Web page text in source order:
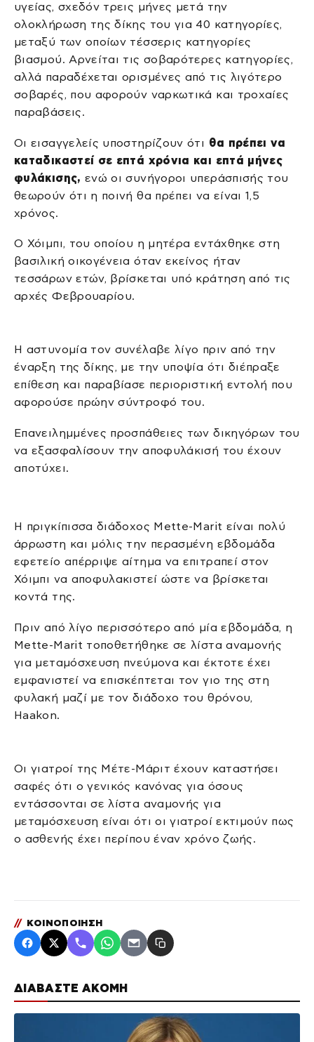
ΔΙΑΒΑΣΤΕ ΑΚΟΜΗ
υγείας, σχεδόν τρεις μήνες μετά την
ολοκλήρωση της δίκης του για 40 κατηγορίες,
μεταξύ των οποίων τέσσερις κατηγορίες
βιασμού. Αρνείται τις σοβαρότερες κατηγορίες,
αλλά παραδέχεται ορισμένες από τις λιγότερο
σοβαρές, που αφορούν ναρκωτικά και τροχαίες
παραβάσεις.
Οι εισαγγελείς υποστηρίζουν ότι θα πρέπει να
καταδικαστεί σε επτά χρόνια και επτά μήνες
φυλάκισης, ενώ οι συνήγοροι υπεράσπισής του
θεωρούν ότι η ποινή θα πρέπει να είναι 1,5
χρόνος.
Ο Χόιμπι, του οποίου η μητέρα εντάχθηκε στη
βασιλική οικογένεια όταν εκείνος ήταν
τεσσάρων ετών, βρίσκεται υπό κράτηση από τις
αρχές Φεβρουαρίου.
Η αστυνομία τον συνέλαβε λίγο πριν από την
έναρξη της δίκης, με την υποψία ότι διέπραξε
επίθεση και παραβίασε περιοριστική εντολή που
αφορούσε πρώην σύντροφό του.
Επανειλημμένες προσπάθειες των δικηγόρων του
να εξασφαλίσουν την αποφυλάκισή του έχουν
αποτύχει.
Η πριγκίπισσα διάδοχος Mette-Marit είναι πολύ
άρρωστη και μόλις την περασμένη εβδομάδα
εφετείο απέρριψε αίτημα να επιτραπεί στον
Χόιμπι να αποφυλακιστεί ώστε να βρίσκεται
κοντά της.
Πριν από λίγο περισσότερο από μία εβδομάδα, η
Mette-Marit τοποθετήθηκε σε λίστα αναμονής
για μεταμόσχευση πνεύμονα και έκτοτε έχει
εμφανιστεί να επισκέπτεται τον γιο της στη
φυλακή μαζί με τον διάδοχο του θρόνου,
Haakon.
Οι γιατροί της Μέτε-Μάριτ έχουν καταστήσει
σαφές ότι ο γενικός κανόνας για όσους
εντάσσονται σε λίστα αναμονής για
μεταμόσχευση είναι ότι οι γιατροί εκτιμούν πως
ο ασθενής έχει περίπου έναν χρόνο ζωής.
// ΚΟΙΝΟΠΟΙΗΣΗ